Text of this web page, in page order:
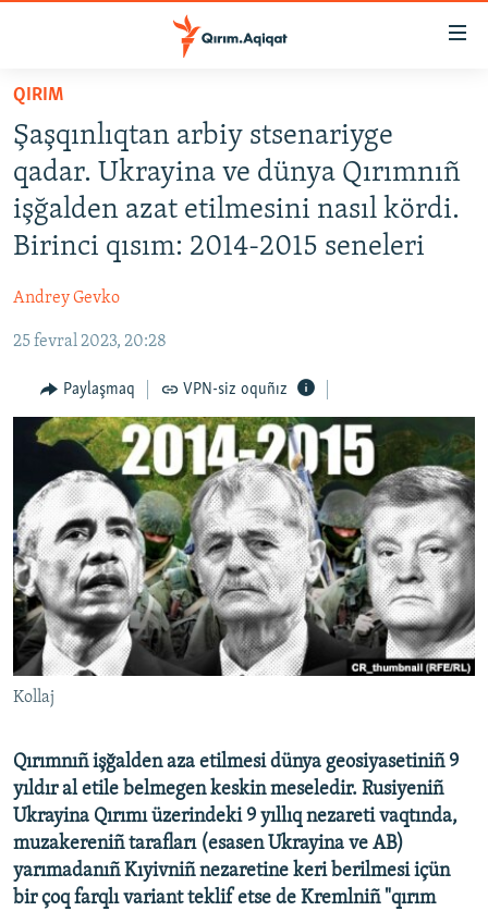
Esas
qaytmaq
Baş
navigatsiyağa
qaytmaq
Qıdıruvğa
HABERLER
SİYASET
İQTİSADİYAT
CEMİYET
İNSAN AQLARI
VİDEO
SÜRET
BLOGLAR
Русский
Українською
QOŞULIÑIZ!
QIRIM
Şaşqınlıqtan arbiy stsenariyge
qadar. Ukrayina ve dünya Qırımnıñ
işğalden azat etilmesini nasıl kördi.
Birinci qısım: 2014-2015 seneleri
Andrey Gevko
25 fevral 2023, 20:28
Paylaşmaq VPN-siz oquñız
Kollaj
Qırımnıñ işğalden aza etilmesi dünya geosiyasetiniñ 9
yıldır al etile belmegen keskin meseledir. Rusiyeniñ
Ukrayina Qırımı üzerindeki 9 yıllıq nezareti vaqtında,
muzakereniñ tarafları (esasen Ukrayina ve AB)
yarımadanıñ Kıyivniñ nezaretine keri berilmesi içün
bir çoq farqlı variant teklif etse de Kremlniñ "qırım